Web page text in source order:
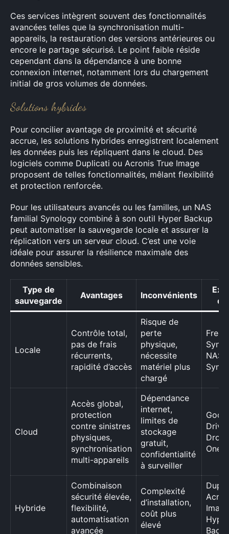
Ces services intègrent souvent des fonctionnalités
avancées telles que la synchronisation multi-
appareils, la restauration des versions antérieures ou
encore le partage sécurisé. Le point faible réside
cependant dans la dépendance à une bonne
connexion internet, notamment lors du chargement
initial de gros volumes de données.
Solutions hybrides
Pour concilier avantage de proximité et sécurité
accrue, les solutions hybrides enregistrent localement
les données puis les répliquent dans le cloud. Des
logiciels comme Duplicati ou Acronis True Image
proposent de telles fonctionnalités, mêlant flexibilité
et protection renforcée.
Pour les utilisateurs avancés ou les familles, un NAS
familial Synology combiné à son outil Hyper Backup
peut automatiser la sauvegarde locale et assurer la
réplication vers un serveur cloud. C’est une voie
idéale pour assurer la résilience maximale des
données sensibles.
Type de
sauvegarde
Avantages Inconvénients
Locale
Contrôle total,
pas de frais
récurrents,
rapidité d’accès
Risque de
perte
physique,
nécessite
matériel plus
chargé
NAS
Cloud
Accès global,
protection
contre sinistres
physiques,
synchronisation
multi-appareils
Dépendance
internet,
limites de
stockage
gratuit,
confidentialité
à surveiller
Drive,
Hybride
Combinaison
sécurité élevée,
flexibilité,
automatisation
avancée
Complexité
d’installation,
coût plus
élevé
Hyper